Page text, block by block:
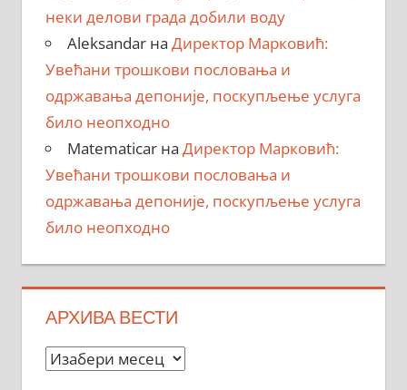
неки делови града добили воду
Aleksandarна Директор Марковић:
Увећани трошкови пословања и
одржавања депоније, поскупљење услуга
било неопходно
Matematicarна Директор Марковић:
Увећани трошкови пословања и
одржавања депоније, поскупљење услуга
било неопходно
АРХИВА ВЕСТИ
Архива